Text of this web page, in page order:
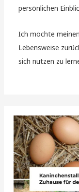
persönlichen
Ich möchte
Lebensweise
sich nutzen zu